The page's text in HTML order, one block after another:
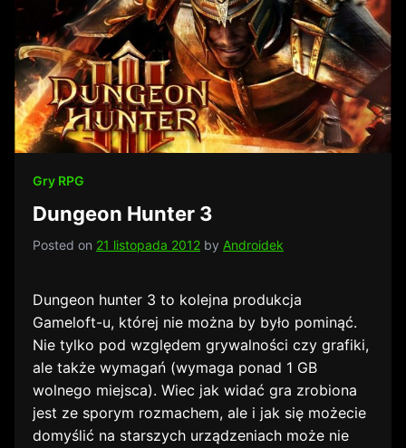
Gry RPG
Dungeon Hunter 3
Posted on 21 listopada 2012 by Androidek
Dungeon hunter 3 to kolejna produkcja
Gameloft-u, której nie można by było pominąć.
Nie tylko pod względem grywalności czy grafiki,
ale także wymagań (wymaga ponad 1 GB
wolnego miejsca). Wiec jak widać gra zrobiona
jest ze sporym rozmachem, ale i jak się możecie
domyślić na starszych urządzeniach może nie